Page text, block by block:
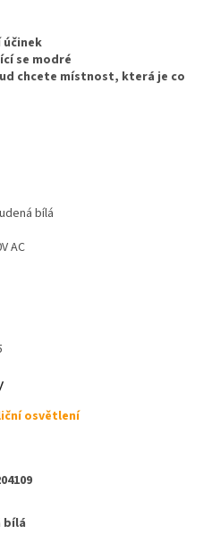
účinek
se modré
chcete místnost, která je co
bílá
AC
osvětlení
bílá